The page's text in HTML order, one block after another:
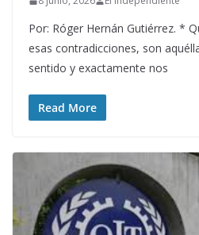
Por: Róger Hernán Gutiérrez. *
esas contradicciones, son
sentido y exactamente nos
Read More